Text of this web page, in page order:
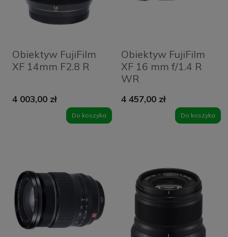
Obiektyw FujiFilm
XF 14mm F2.8 R
4 003,00 zł
Do koszyka
Obiektyw FujiFilm
XF 16 mm f/1.4 R
WR
4 457,00 zł
Do koszyka